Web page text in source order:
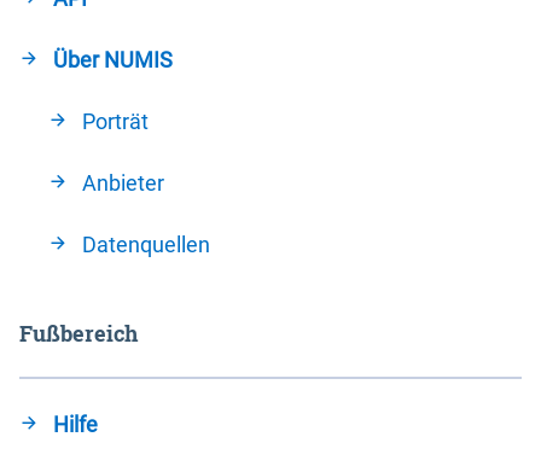
Über NUMIS
Porträt
Anbieter
Datenquellen
Fußbereich
Hilfe